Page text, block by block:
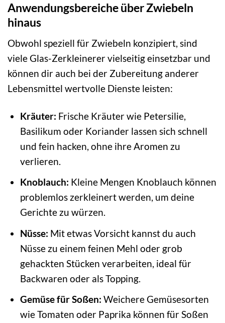
Anwendungsbereiche über Zwiebeln
hinaus
Obwohl speziell für Zwiebeln konzipiert, sind
viele Glas-Zerkleinerer vielseitig einsetzbar und
können dir auch bei der Zubereitung anderer
Lebensmittel wertvolle Dienste leisten:
Kräuter: Frische Kräuter wie Petersilie,
Basilikum oder Koriander lassen sich schnell
und fein hacken, ohne ihre Aromen zu
verlieren.
Knoblauch: Kleine Mengen Knoblauch können
problemlos zerkleinert werden, um deine
Gerichte zu würzen.
Nüsse: Mit etwas Vorsicht kannst du auch
Nüsse zu einem feinen Mehl oder grob
gehackten Stücken verarbeiten, ideal für
Backwaren oder als Topping.
Gemüse für Soßen: Weichere Gemüsesorten
wie Tomaten oder Paprika können für Soßen